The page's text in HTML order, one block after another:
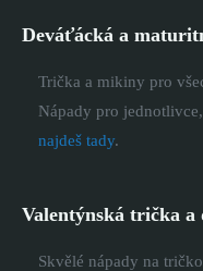
Deváťácká a
Trička a mikiny pro
Nápady pro
najdeš tady.
Valentýnská trička a
Skvělé nápady na